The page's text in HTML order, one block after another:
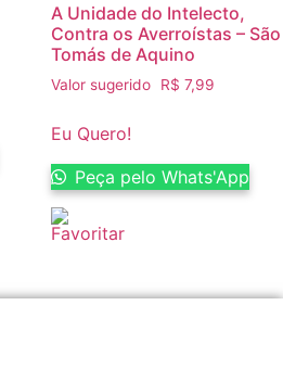
A Unidade do Intelecto,
Contra os Averroístas – São
Tomás de Aquino
Valor sugerido R$ 7,99
Eu Quero!
Peça pelo Whats'App